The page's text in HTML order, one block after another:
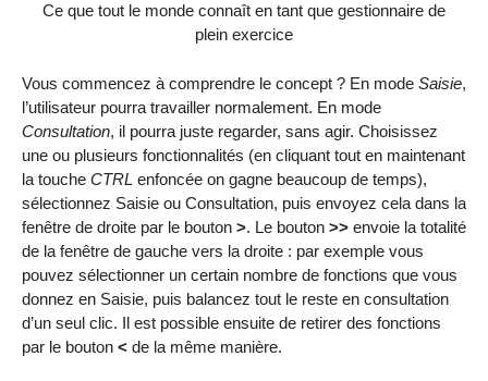
Ce que tout le monde connaît en tant que gestionnaire de
plein exercice
Vous commencez à comprendre le concept ? En mode Saisie,
l’utilisateur pourra travailler normalement. En mode
Consultation, il pourra juste regarder, sans agir. Choisissez
une ou plusieurs fonctionnalités (en cliquant tout en maintenant
la touche CTRL enfoncée on gagne beaucoup de temps),
sélectionnez Saisie ou Consultation, puis envoyez cela dans la
fenêtre de droite par le bouton >. Le bouton >> envoie la totalité
de la fenêtre de gauche vers la droite : par exemple vous
pouvez sélectionner un certain nombre de fonctions que vous
donnez en Saisie, puis balancez tout le reste en consultation
d’un seul clic. Il est possible ensuite de retirer des fonctions
par le bouton < de la même manière.